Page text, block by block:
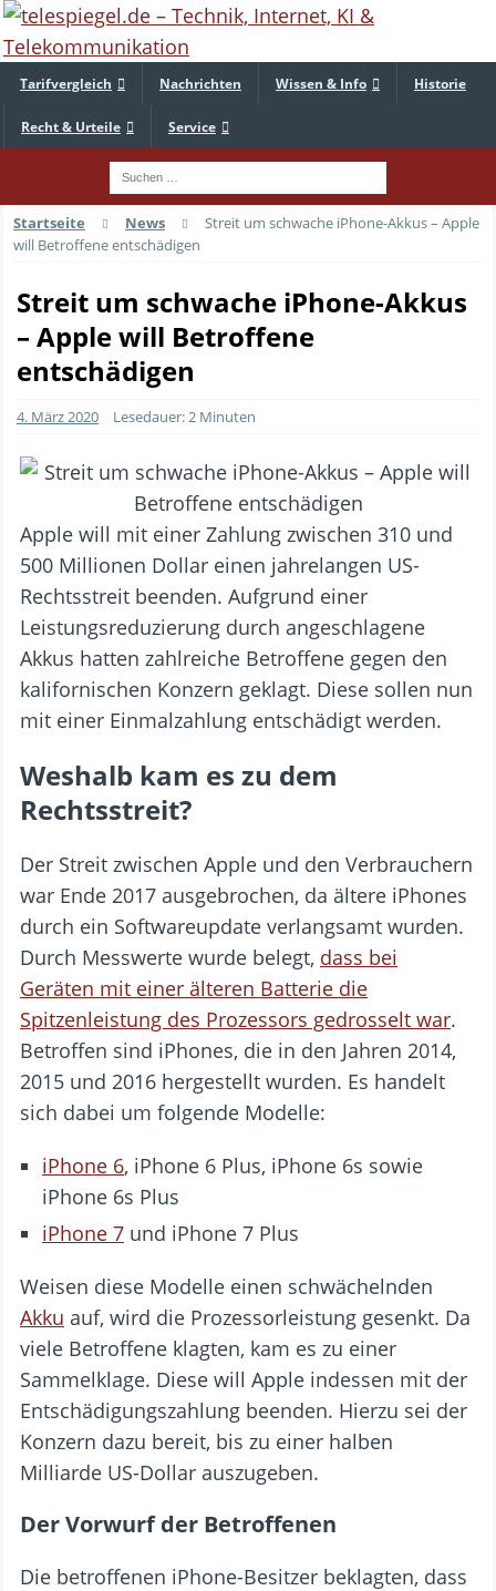
Tarifvergleich Nachrichten Wissen & Info Historie
Recht & Urteile Service
Startseite News
Streit um schwache iPhone-Akkus – Apple
will Betroffene entschädigen
Streit um schwache iPhone-Akkus
– Apple will Betroffene
entschädigen
4. März 2020 Lesedauer: 2 Minuten
Apple will mit einer Zahlung zwischen 310 und
500 Millionen Dollar einen jahrelangen US-
Rechtsstreit beenden. Aufgrund einer
Leistungsreduzierung durch angeschlagene
Akkus hatten zahlreiche Betroffene gegen den
kalifornischen Konzern geklagt. Diese sollen nun
mit einer Einmalzahlung entschädigt werden.
Weshalb kam es zu dem
Rechtsstreit?
Der Streit zwischen Apple und den Verbrauchern
war Ende 2017 ausgebrochen, da ältere iPhones
durch ein Softwareupdate verlangsamt wurden.
Durch Messwerte wurde belegt, dass bei
Geräten mit einer älteren Batterie die
Spitzenleistung des Prozessors gedrosselt war.
Betroffen sind iPhones, die in den Jahren 2014,
2015 und 2016 hergestellt wurden. Es handelt
sich dabei um folgende Modelle:
iPhone 6, iPhone 6 Plus, iPhone 6s sowie
iPhone 6s Plus
iPhone 7 und iPhone 7 Plus
Weisen diese Modelle einen schwächelnden
Akku auf, wird die Prozessorleistung gesenkt. Da
viele Betroffene klagten, kam es zu einer
Sammelklage. Diese will Apple indessen mit der
Entschädigungszahlung beenden. Hierzu sei der
Konzern dazu bereit, bis zu einer halben
Milliarde US-Dollar auszugeben.
Der Vorwurf der Betroffenen
Die betroffenen iPhone-Besitzer beklagten, dass